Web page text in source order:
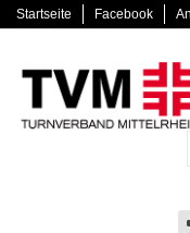
Startseite Facebook